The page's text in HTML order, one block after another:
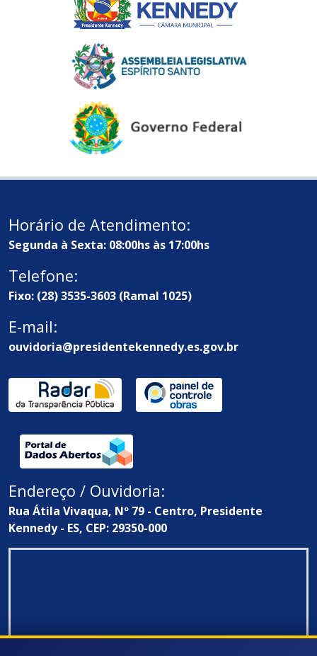
Horário de Atendimento:
Segunda à Sexta: 08:00hs às 17:00hs
Telefone:
Fixo: (28) 3535-3603 (Ramal 1025)
E-mail:
ouvidoria@presidentekennedy.es.gov.br
Endereço / Ouvidoria:
Rua Átila Vivaqua, Nº 79 - Centro, Presidente
Kennedy - ES, CEP: 29350-000